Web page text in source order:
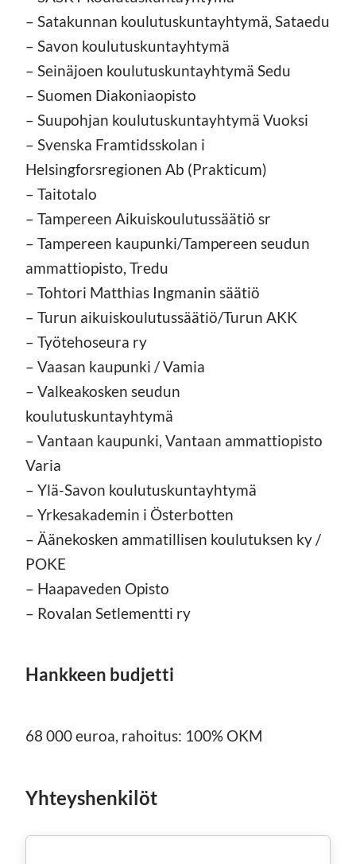
– Satakunnan koulutuskuntayhtymä, Sataedu
– Savon koulutuskuntayhtymä
– Seinäjoen koulutuskuntayhtymä Sedu
– Suomen Diakoniaopisto
– Suupohjan koulutuskuntayhtymä Vuoksi
– Svenska Framtidsskolan i
Helsingforsregionen Ab (Prakticum)
– Taitotalo
– Tampereen Aikuiskoulutussäätiö sr
– Tampereen kaupunki/Tampereen seudun
ammattiopisto, Tredu
– Tohtori Matthias Ingmanin säätiö
– Turun aikuiskoulutussäätiö/Turun AKK
– Työtehoseura ry
– Vaasan kaupunki / Vamia
– Valkeakosken seudun
koulutuskuntayhtymä
– Vantaan kaupunki, Vantaan ammattiopisto
Varia
– Ylä-Savon koulutuskuntayhtymä
– Yrkesakademin i Österbotten
– Äänekosken ammatillisen koulutuksen ky /
POKE
– Haapaveden Opisto
– Rovalan Setlementti ry
Hankkeen budjetti
68 000 euroa, rahoitus: 100% OKM
Yhteyshenkilöt